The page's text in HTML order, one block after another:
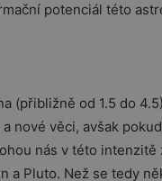
potenciál této
(přibližně od 1.5 do
nové věci, avšak
nás v této intenzitě
a Pluto. Než se tedy